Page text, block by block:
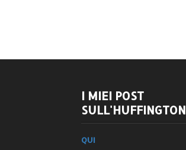
I MIEI POST
SULL'HUFFINGTON
QUI